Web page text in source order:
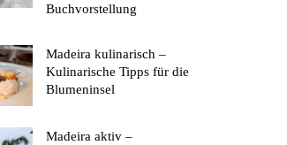
Buchvorstellung
Madeira kulinarisch –
Kulinarische Tipps für die
Blumeninsel
Madeira aktiv –